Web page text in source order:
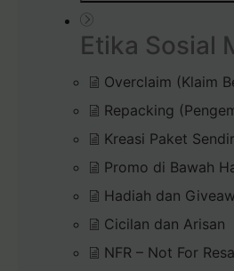
Etika Sosial
Overclaim (Klaim
Repacking
Kreasi Paket
Promo di Bawah
Hadiah dan
Cicilan dan Arisan
NFR – Not For